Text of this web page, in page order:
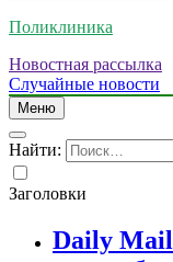
Поликлиника
Новостная рассылка
Случайные новости
Меню
Найти:
Заголовки
Daily